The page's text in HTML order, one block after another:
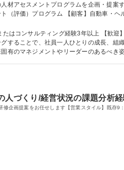
ログラムを企画・提案するコンサルティング営業です。
（評価）プログラム 【顧客】自動車・
のヒアリング■コンサルタントやアセッ
ーアップ 募集職種 【人事向けコンサルティング営業】大手
経験3年以上 【歓迎】人事部門（教育・評価）経験 【魅
することで、社員一人ひとりの成長、
マネジメントやリーダーのあるべき姿を探
人づくり/経営状況の課題分析
企画提案をお任せします【営業スタイル】既